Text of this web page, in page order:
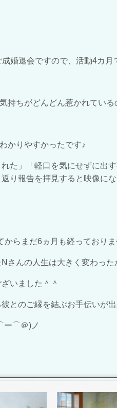
婚退会ですので、活動4カ月
持ちがどんどん惹かれている
かりやすかったです♪
た」「軽口を気にせずに出
り報告を拝見すると映像に
らまだ6ヵ月も経っておりま
さんの人生は大きく変わった
いました＾＾
とのご縁を結ぶお手伝いが
ー⌒＠)ノ